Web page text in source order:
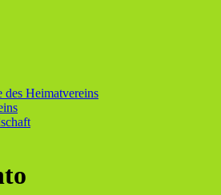
Heimatvereins